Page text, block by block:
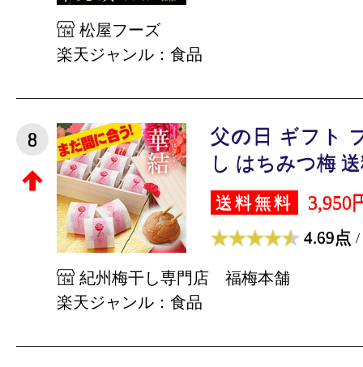
松屋フーズ
楽天ジャンル：食品
8
父の日 ギフト
し はちみつ梅
送料無料 3,950
4.69点 /
紀州梅干し専門店 福梅本舗
楽天ジャンル：食品